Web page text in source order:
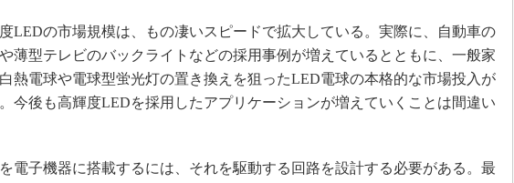
LEDの市場規模は、もの凄いスピードで拡大している。実際に、自動車の
薄型テレビのバックライトなどの採用事例が増えているとともに、一般家
熱電球や電球型蛍光灯の置き換えを狙ったLED電球の本格的な市場投入が
今後も高輝度LEDを採用したアプリケーションが増えていくことは間違い
電子機器に搭載するには、それを駆動する回路を設計する必要がある。最